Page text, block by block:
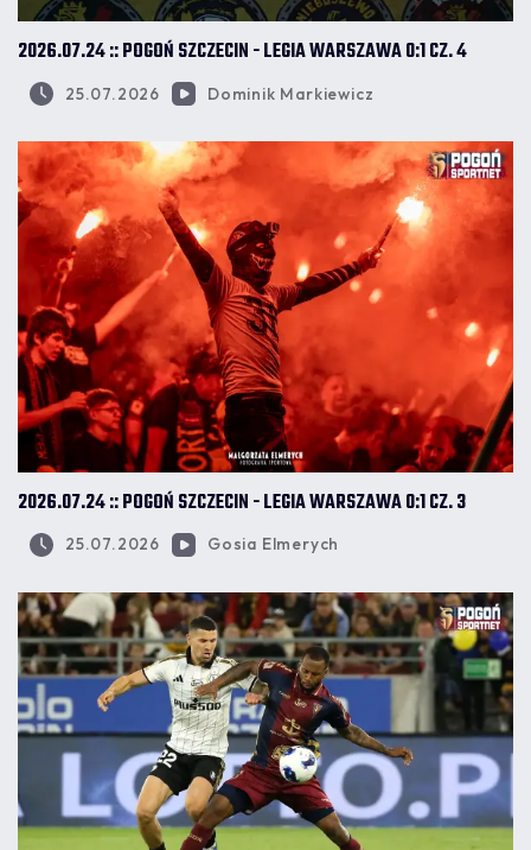
2026.07.24 :: POGOŃ SZCZECIN - LEGIA WARSZAWA 0:1 CZ. 4
25.07.2026 Dominik Markiewicz
2026.07.24 :: POGOŃ SZCZECIN - LEGIA WARSZAWA 0:1 CZ. 3
25.07.2026 Gosia Elmerych